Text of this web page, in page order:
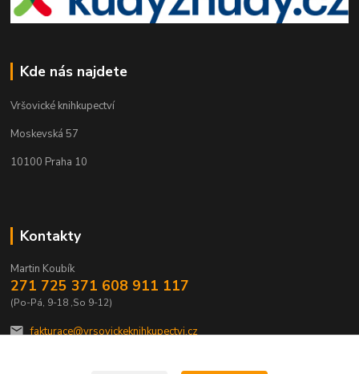
Kde nás najdete
Vršovické knihkupectví
Moskevská 57
10100 Praha 10
Kontakty
Martin Koubík
271 725 371 608 911 117
(Po-Pá, 9-18 ,So 9-12)
fakturace@vrsovickeknihkupectvi.cz